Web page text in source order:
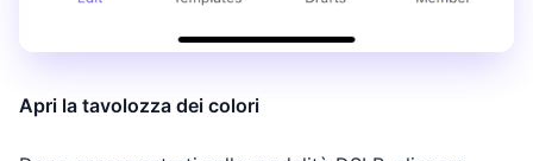
Apri la tavolozza dei colori